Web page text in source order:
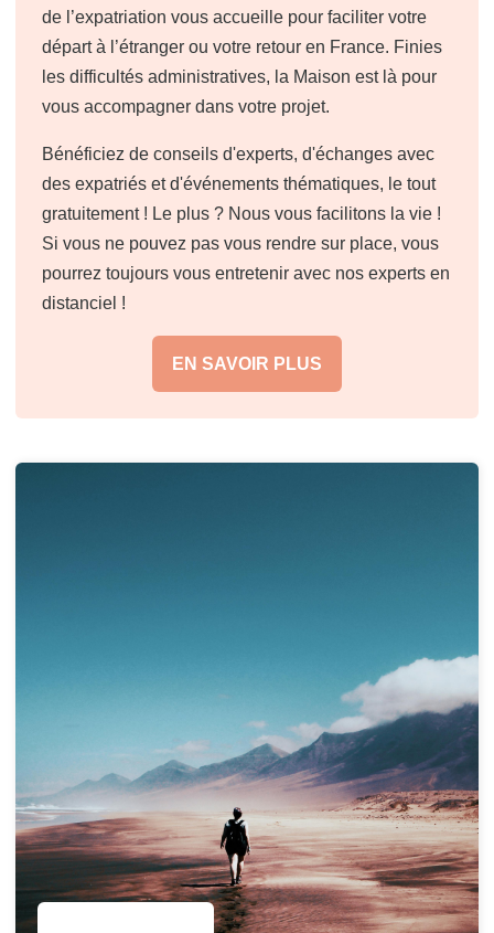
de l’expatriation vous accueille pour faciliter votre
départ à l’étranger ou votre retour en France. Finies
les difficultés administratives, la Maison est là pour
vous accompagner dans votre projet.
Bénéficiez de conseils d'experts, d'échanges avec
des expatriés et d'événements thématiques, le tout
gratuitement ! Le plus ? Nous vous facilitons la vie !
Si vous ne pouvez pas vous rendre sur place, vous
pourrez toujours vous entretenir avec nos experts en
distanciel !
EN SAVOIR PLUS